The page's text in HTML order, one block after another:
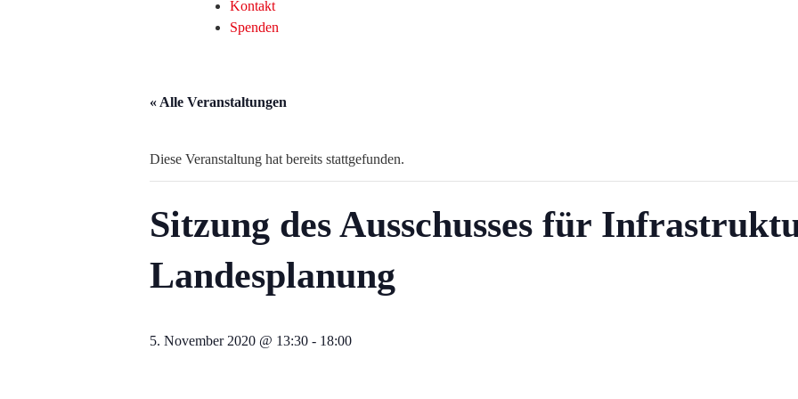
Kontakt
Spenden
« Alle Veranstaltungen
Diese Veranstaltung hat bereits stattgefunden.
Sitzung des Ausschusses für
Landesplanung
5. November 2020 @ 13:30 - 18:00